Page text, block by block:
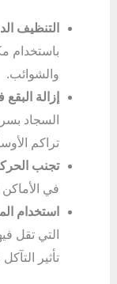
التنظيف
باستخدام
والشوائب.
إزالة البقع
السجاد
تراكم
تجنب
في الأماكن
استخدام
التي تقل
تأثير